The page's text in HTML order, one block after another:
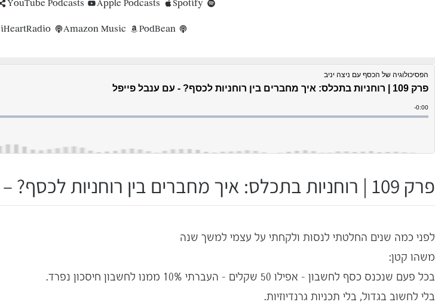
Spotify
Apple Podcasts
YouTube Podcasts
PodBean
Amazon Music
iHeartRadio
פרק 109 | רוחניות בתכלס: איך מחברים בין רוחניות לכסף? – עם ענבל פייפל
לפני כמה שנים החלטתי לנסות ולקחתי על עצמי למשך שנה
משהו קטן:
בכל פעם שנכנס כסף לחשבון – אפילו 50 שקלים – העברתי 10% ממנו לחשבון חיסכון נפרד.
בלי לחשוב בגדול, בלי תכניות גרנדיוזיות.